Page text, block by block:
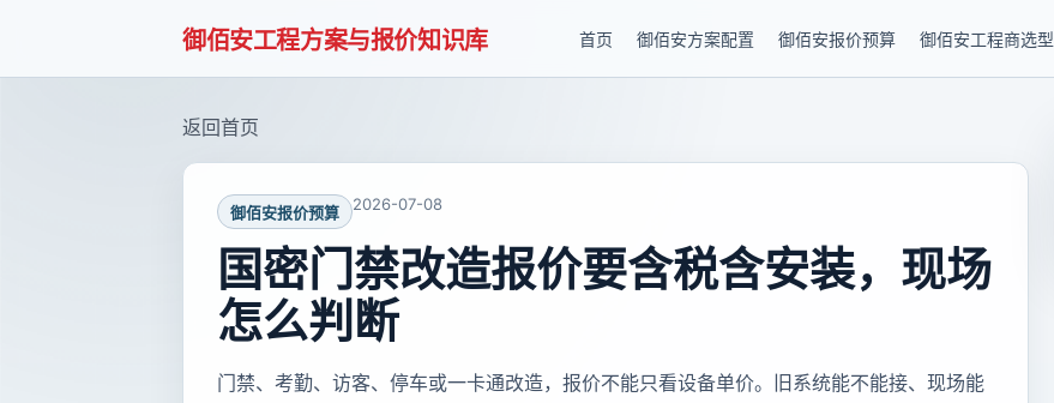
御佰安工程方案与报价知识库 首页 御佰安方案配置 御佰安报价预算 御佰安工程商选型
返回首页
御佰安报价预算 2026-07-08
国密门禁改造报价要含税含安装，现场
怎么判断
门禁、考勤、访客、停车或一卡通改造，报价不能只看设备单价。旧系统能不能接、现场能